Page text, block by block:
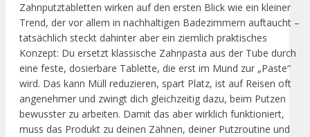
Zahnputztabletten wirken auf den ersten Blick wie ein kleiner
Trend, der vor allem in nachhaltigen Badezimmern auftaucht –
tatsächlich steckt dahinter aber ein ziemlich praktisches
Konzept: Du ersetzt klassische Zahnpasta aus der Tube durch
eine feste, dosierbare Tablette, die erst im Mund zur „Paste“
wird. Das kann Müll reduzieren, spart Platz, ist auf Reisen oft
angenehmer und zwingt dich gleichzeitig dazu, beim Putzen
bewusster zu arbeiten. Damit das aber wirklich funktioniert,
muss das Produkt zu deinen Zähnen, deiner Putzroutine und